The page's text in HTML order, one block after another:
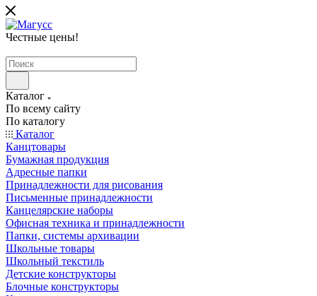
Честные цены!
Каталог
По всему сайту
По каталогу
Каталог
Канцтовары
Бумажная продукция
Адресные папки
Принадлежности для рисования
Письменные принадлежности
Канцелярские наборы
Офисная техника и принадлежности
Папки, системы архивации
Школьные товары
Школьный текстиль
Детские конструкторы
Блочные конструкторы